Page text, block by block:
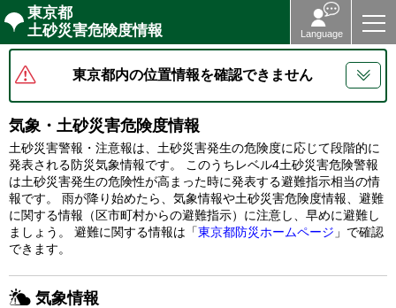
東京都
土砂災害危険度情報
Language
Home
土砂災害危険度情報
レーダー雨量
地区別危険度一覧
土砂災害警戒区域マップ
東京都内の位置情報を確認できません
気象・土砂災害危険度情報
土砂災害警報・注意報は、土砂災害発生の危険度に応じて段階的に
発表される防災気象情報です。 このうちレベル4土砂災害危険警報
は土砂災害発生の危険性が高まった時に発表する避難指示相当の情
報です。 雨が降り始めたら、気象情報や土砂災害危険度情報、避難
に関する情報（区市町村からの避難指示）に注意し、早めに避難し
ましょう。 避難に関する情報は「東京都防災ホームページ 」で確認
できます。
気象情報